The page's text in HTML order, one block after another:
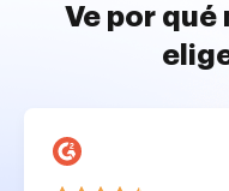
Ve por